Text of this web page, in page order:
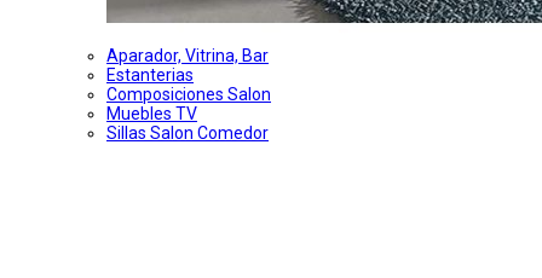
Aparador, Vitrina, Bar
Estanterias
Composiciones Salon
Muebles TV
Sillas Salon Comedor